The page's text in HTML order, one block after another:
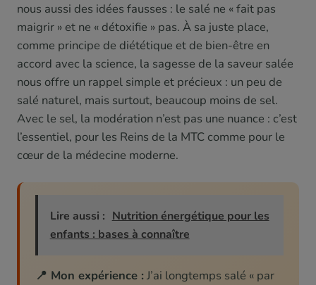
nous aussi des idées fausses : le salé ne « fait pas
maigrir » et ne « détoxifie » pas. À sa juste place,
comme principe de diététique et de bien-être en
accord avec la science, la sagesse de la saveur salée
nous offre un rappel simple et précieux : un peu de
salé naturel, mais surtout, beaucoup moins de sel.
Avec le sel, la modération n’est pas une nuance : c’est
l’essentiel, pour les Reins de la MTC comme pour le
cœur de la médecine moderne.
Lire aussi : Nutrition énergétique pour les
enfants : bases à connaître
📍 Mon expérience : J’ai longtemps salé « par